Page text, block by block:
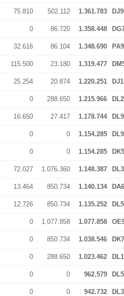
75.810 502.112 1.361.783
0 86.720 1.358.448
32.616 86.104 1.348.690
115.500 23.180 1.319.477
25.254 20.874 1.220.251
0 288.650 1.215.966
16.650 27.417 1.178.744
0 0 1.154.285
0 0 1.154.285
72.027 1.076.360 1.148.387
13.464 850.734 1.140.134
12.726 850.734 1.135.252
0 1.077.858 1.077.858
0 850.734 1.038.546
0 288.650 1.023.462
0 0 962.579
0 0 942.732